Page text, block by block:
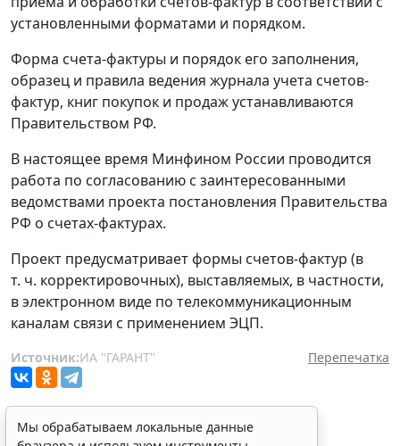
установленными форматами и порядком.
Форма счета-фактуры и порядок его заполнения,
образец и правила ведения журнала учета счетов-
фактур, книг покупок и продаж устанавливаются
Правительством РФ.
В настоящее время Минфином России проводится
работа по согласованию с заинтересованными
ведомствами проекта постановления Правительства
РФ о счетах-фактурах.
Проект предусматривает формы счетов-фактур (в
т. ч. корректировочных), выставляемых, в частности,
в электронном виде по телекоммуникационным
каналам связи с применением ЭЦП.
Источник:ИА "ГАРАНТ" Перепечатка
Мы обрабатываем локальные данные